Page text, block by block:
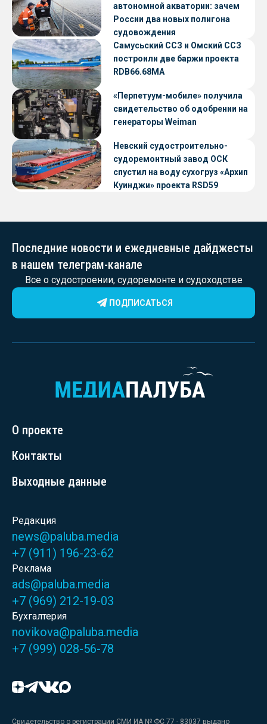
автономной акватории: зачем
России два новых полигона
судовождения
Самусьский ССЗ и Омский ССЗ
построили две баржи проекта
RDB66.68МА
«Перпетуум-мобиле» получила
свидетельство об одобрении на
генераторы Weiman
Невский судостроительно-
судоремонтный завод ОСК
спустил на воду сухогруз «Архип
Куинджи» проекта RSD59
Последние новости и ежедневные дайджесты
в нашем телеграм-канале
Все о судостроении, судоремонте и судоходстве
ПОДПИСАТЬСЯ
О проекте
Контакты
Выходные данные
Редакция
news@paluba.media
+7 (911) 196-23-62
Реклама
ads@paluba.media
+7 (969) 212-19-03
Бухгалтерия
novikova@paluba.media
+7 (999) 028-56-78
Свидетельство о регистрации СМИ ИА № ФС 77 - 83037 выдано